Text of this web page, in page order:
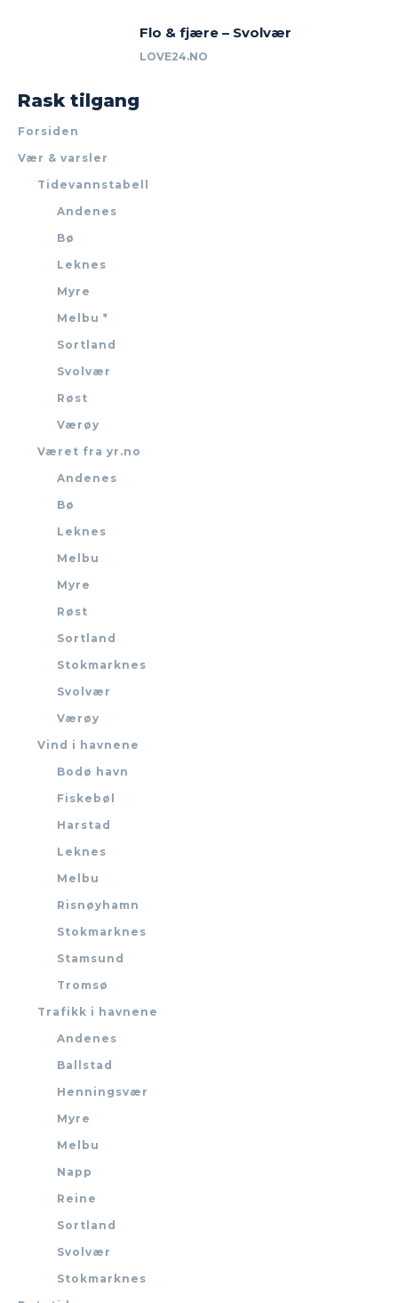
Flo & fjære – Svolvær
LOVE24.NO
Rask tilgang
Forsiden
Vær & varsler
Tidevannstabell
Andenes
Bø
Leknes
Myre
Melbu *
Sortland
Svolvær
Røst
Værøy
Været fra yr.no
Andenes
Bø
Leknes
Melbu
Myre
Røst
Sortland
Stokmarknes
Svolvær
Værøy
Vind i havnene
Bodø havn
Fiskebøl
Harstad
Leknes
Melbu
Risnøyhamn
Stokmarknes
Stamsund
Tromsø
Trafikk i havnene
Andenes
Ballstad
Henningsvær
Myre
Melbu
Napp
Reine
Sortland
Svolvær
Stokmarknes